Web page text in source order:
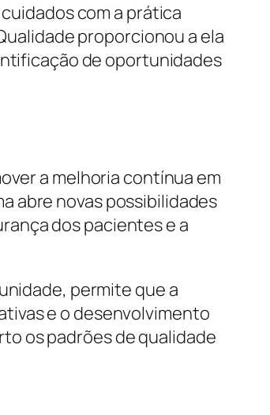
com a prática
proporcionou a ela
de oportunidades
a melhoria contínua em
abre novas possibilidades
dos pacientes e a
permite que a
e o desenvolvimento
os padrões de qualidade